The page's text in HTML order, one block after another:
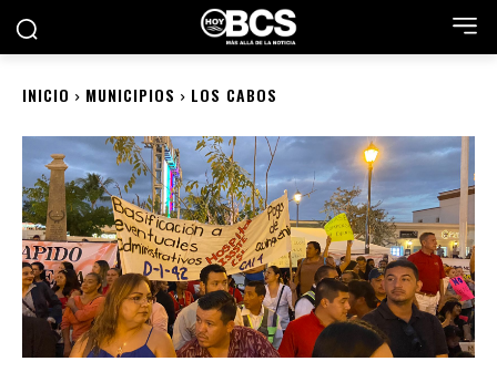
INICIO MUNICIPIOS LOS CABOS